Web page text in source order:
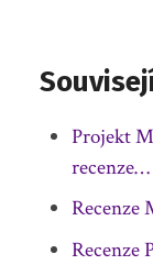
Projekt
recenze…
Recenze
Recenze